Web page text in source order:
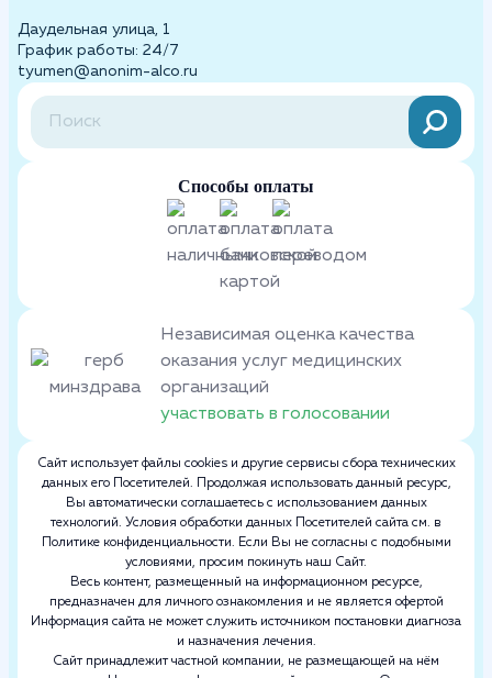
Даудельная улица, 1
График работы: 24/7
tyumen@anonim-alco.ru
Способы оплаты
Независимая оценка качества
оказания услуг медицинских
организаций
участвовать в голосовании
Сайт использует файлы cookies и другие сервисы сбора технических
данных его Посетителей. Продолжая использовать данный ресурс,
Вы автоматически соглашаетесь с использованием данных
технологий. Условия обработки данных Посетителей сайта см. в
Политике конфиденциальности. Если Вы не согласны с подобными
условиями, просим покинуть наш Сайт.
Весь контент, размещенный на информационном ресурсе,
предназначен для личного ознакомления и не является офертой
Информация сайта не может служить источником постановки диагноза
и назначения лечения.
Сайт принадлежит частной компании, не размещающей на нём